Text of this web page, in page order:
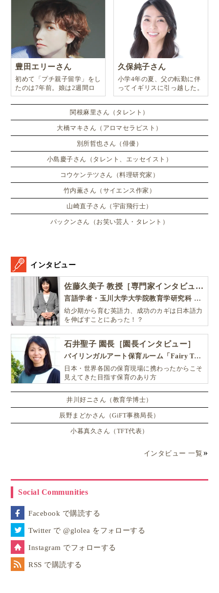
とありませんか。週１回のORTレッスンをペースメー
カーに、ご家庭で楽しくORTを読みすすめていけたら
と思っています！
「Oxford Reading Tree（ORT）」を無料の英
語絵本サイトで読もう関連リンク
ORT（Oxford Reading Tree）コース
-「ほうかごEnglish」オンライン英会話レッスン
Oxford Owl
-Oxford University Press
ORT（Oxford Reading Tree）
-NHK「えいごであそぼ」総合監修 佐藤久美子先生おすすめの英語絵本
Oxford Reading Tree ＆ イギリスの小学校教科書で
楽しく英語を学ぶ
– モデル／Glolea!ママ白河葵 さんおすすめの一冊
記事をお読み頂きありがとうございました！
★ ★ ★ ★ ★ 評価を送る
みんなの評価:2 ( 1件)
英語絵本
ジョリーフォニックス
オックスフォードリーディングツリー
Phonics
リーディング力
ニュージーランド子育て事情
子供オンライン英会話
Oxford Reading Tree
バイリンガル育児
バイリンガル教育
この記事を執筆したGlolea!アンバサダー
奥村優子（Yuko Okumura）
留学アンバサター
オークランド
ニュージーランド・オークランド在住。「ほうかごEnglish」代表
／kiki Communications Ltd. 代表取締役。2011年に家族で移住
し、幼児からシニアまでの親子留学・子ども単身留学を幅広くサ
ポート。中高国語教員免許・日本語教師資格を持ち、NHK「おは
豊田エリーさん
初めて「プチ親子留学」をし
たのは7年前。娘は2週間ロ
ンドンのサマースクールに通
い、英語劇に挑戦したり、
久保純子さん
小学4年の夏、父の転勤に伴
ってイギリスに引っ越した。
関根麻里さん（タレント）
大橋マキさん（アロマセラピスト）
別所哲也さん（俳優）
小島慶子さん（タレント、エッセイスト）
コウケンテツさん（料理研究家）
竹内薫さん（サイエンス作家）
山崎直子さん（宇宙飛行士）
パックンさん（お笑い芸人・タレント）
インタビュー
佐藤久美子 教授［専門家インタビュー］
言語学者・玉川大学大学院教育学研究科 教授・NHK「えいごであそぼ」総合指導
幼少期から育む英語力、成功のカギは日本語力
を伸ばすことにあった！？
石井聖子 園長［園長インタビュー］
バイリンガルアート保育ルーム「Fairy Tale（フェアリーテイル）」
日本・世界各国の保育現場に携わったからこそ
見えてきた目指す保育のあり方
井川好ニさん（教育学博士）
辰野まどかさん（GiFT事務局長）
小暮真久さん（TFT代表）
インタビュー 一覧
Social Communities
Facebook で購読する
Twitter で @glolea をフォローする
Instagram でフォローする
RSS で購読する